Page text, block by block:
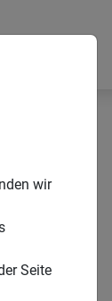
wir
Seite